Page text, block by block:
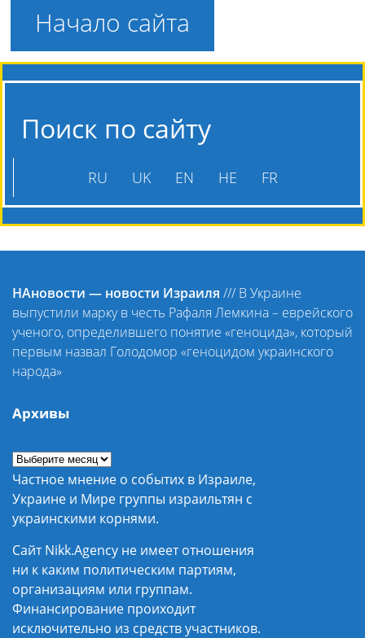
Начало сайта
Поиск по сайту
RU UK EN HE FR
НАновости — новости Израиля /// В Украине
выпустили марку в честь Рафаля Лемкина – еврейского
ученого, определившего понятие «геноцида», который
первым назвал Голодомор «геноцидом украинского
народа»
Архивы
Частное мнение о событих в Израиле,
Украине и Мире группы израильтян с
украинскими корнями.
Сайт Nikk.Agency не имеет отношения
ни к каким политическим партиям,
организациям или группам.
Финансирование проиходит
исключительно из средств участников.